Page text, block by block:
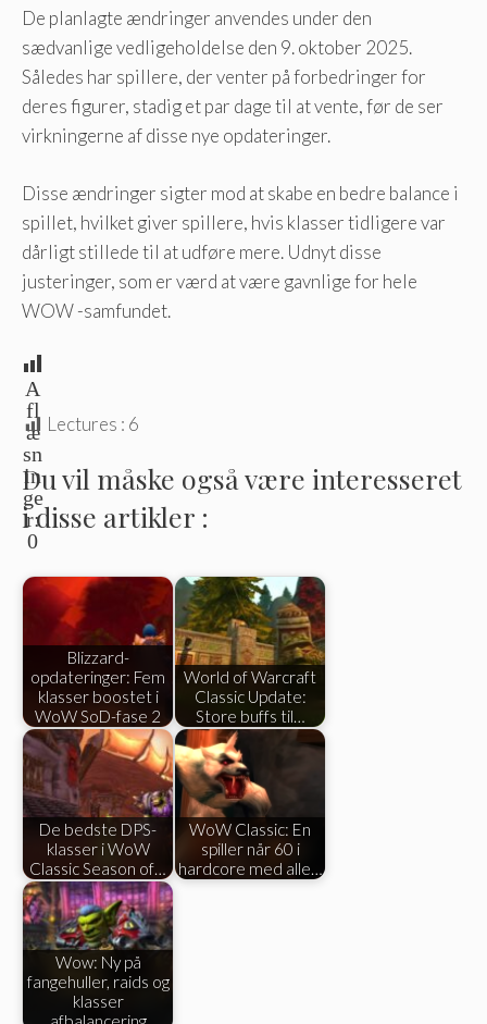
De planlagte ændringer anvendes under den
sædvanlige vedligeholdelse den 9. oktober 2025.
Således har spillere, der venter på forbedringer for
deres figurer, stadig et par dage til at vente, før de ser
virkningerne af disse nye opdateringer.
Disse ændringer sigter mod at skabe en bedre balance i
spillet, hvilket giver spillere, hvis klasser tidligere var
dårligt stillede til at udføre mere. Udnyt disse
justeringer, som er værd at være gavnlige for hele
WOW -samfundet.
A
fl
æ
sn
in
ge
r:
0
Lectures : 6
Du vil måske også være interesseret
i disse artikler :
Blizzard-
opdateringer: Fem
klasser boostet i
WoW SoD-fase 2
World of Warcraft
Classic Update:
Store buffs til…
De bedste DPS-
klasser i WoW
Classic Season of…
WoW Classic: En
spiller når 60 i
hardcore med alle…
Wow: Ny på
fangehuller, raids og
klasser